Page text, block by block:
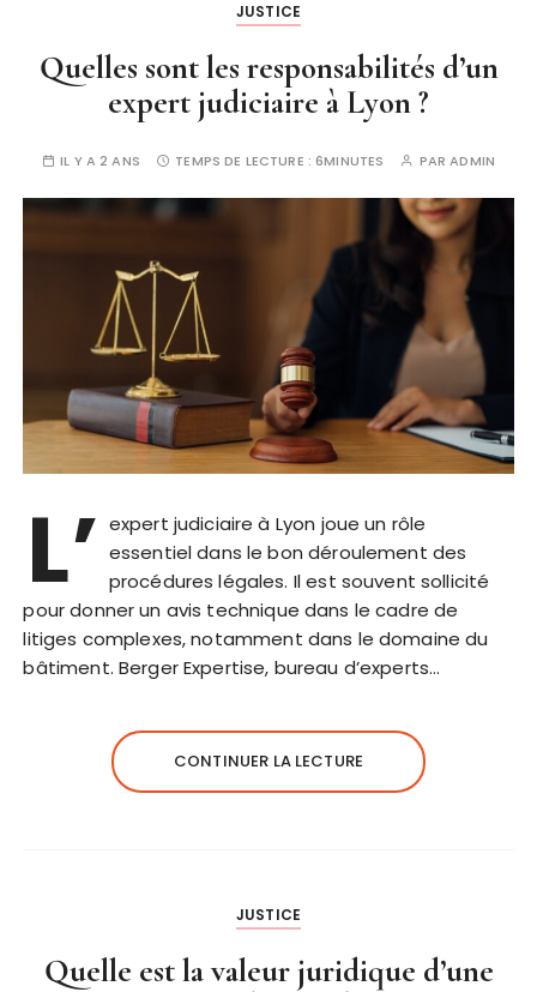
JUSTICE
Quelles sont les responsabilités d’un
expert judiciaire à Lyon ?
IL Y A 2 ANS TEMPS DE LECTURE :6MINUTES PARADMIN
L’ expert judiciaire à Lyon joue un rôle
essentiel dans le bon déroulement des
procédures légales. Il est souvent sollicité
pour donner un avis technique dans le cadre de
litiges complexes, notamment dans le domaine du
bâtiment. Berger Expertise, bureau d’experts…
CONTINUER LA LECTURE
JUSTICE
Quelle est la valeur juridique d’une